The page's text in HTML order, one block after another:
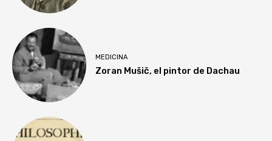
MEDICINA
Zoran Mušič, el pintor de Dachau